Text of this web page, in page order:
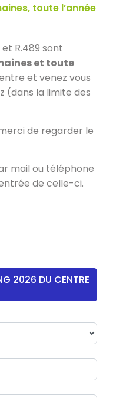
toute l’année
R.489 sont
et toute
et venez vous
(dans la limite des
de regarder le
mail ou téléphone
de celle-ci.
2026 DU CENTRE